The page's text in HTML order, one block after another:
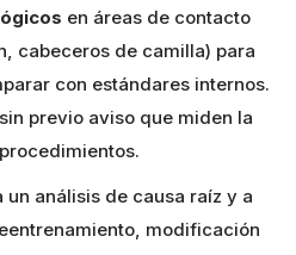
en áreas de contacto
cabeceros de camilla) para
con estándares internos.
sin previo aviso que miden la
análisis de causa raíz y a
modificación